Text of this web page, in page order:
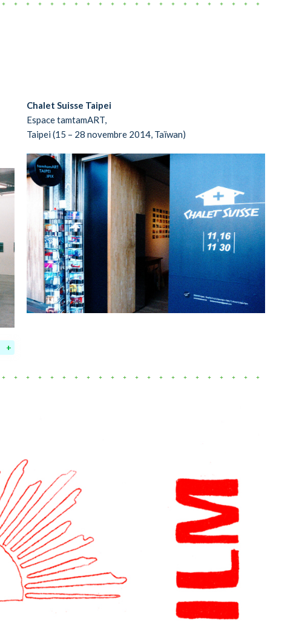
+
Chalet Suisse Taipei
Espace tamtamART,
Taipei (15 – 28 novembre 2014, Taïwan)